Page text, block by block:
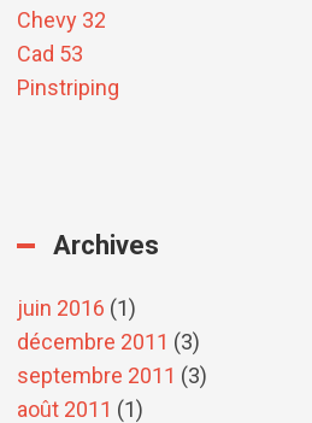
Chevy 32
Cad 53
Pinstriping
Archives
juin 2016 (1)
décembre 2011 (3)
septembre 2011 (3)
août 2011 (1)